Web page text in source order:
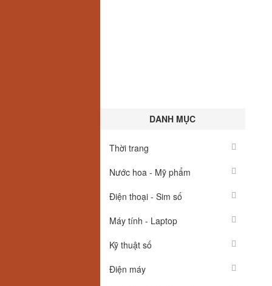
DANH MỤC
Thời trang
Nước hoa - Mỹ phẩm
Điện thoại - Sim số
Máy tính - Laptop
Kỹ thuật số
Điện máy